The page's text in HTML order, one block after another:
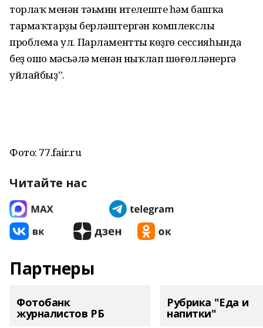
торлаҡ менән тәьмин ителеште һәм башҡа
тармаҡтарҙы берләштергән комплекслы
проблема ул. Парламенттың көҙгө сессияһында
беҙ ошо мәсьәлә менән ныҡлап шөғөлләнергә
уйлайбыҙ”.
Фото: 77.fair.ru
Читайте нас
Партнеры
Фотобанк
журналистов РБ
Рубрика "Еда и
напитки"